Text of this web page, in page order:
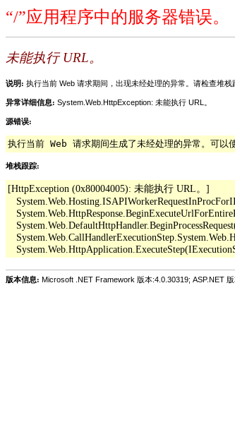
“/”应用程序中的服务器错误。
未能执行 URL。
说明: 执行当前 Web 请求期间，出现未经处理的异常。请检查堆
异常详细信息: System.Web.HttpException: 未能执行 URL。
源错误:
执行当前 Web 请求期间生成了未经处理的异常。可以
堆栈跟踪:
[HttpException (0x80004005): 未能执行 URL。]
版本信息: Microsoft .NET Framework 版本:4.0.30319; ASP.NET